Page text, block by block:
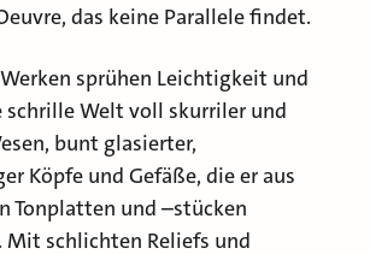
das keine Parallele findet.
sprühen Leichtigkeit und
schrille Welt voll skurriler und
bunt glasierter,
Köpfe und Gefäße, die er aus
Tonplatten und –stücken
schlichten Reliefs und